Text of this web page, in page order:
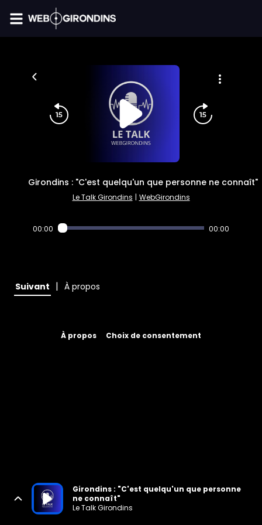
Girondins : "C'est quelqu'un que personne ne connaît"
Le Talk Girondins | WebGirondins
00:00 00:00
Suivant | À propos
À propos Choix de consentement
Girondins : "C'est quelqu'un que personne
ne connaît"
Le Talk Girondins